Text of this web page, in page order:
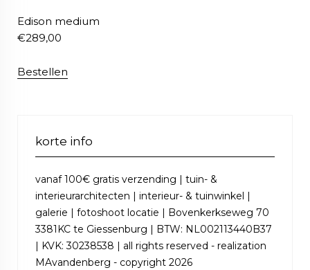
Edison medium
€289,00
Bestellen
korte info
vanaf 100€ gratis verzending | tuin- &
interieurarchitecten | interieur- & tuinwinkel |
galerie | fotoshoot locatie | Bovenkerkseweg 70
3381KC te Giessenburg | BTW: NL002113440B37
| KVK: 30238538 | all rights reserved - realization
MAvandenberg - copyright 2026